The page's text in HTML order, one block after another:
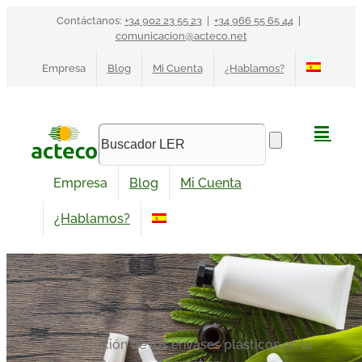
Contáctanos: +34 902 23 55 23 +34 966 55 65 44
comunicacion@acteco.net
Empresa Blog Mi Cuenta ¿Hablamos?
Empresa Blog Mi Cuenta
¿Hablamos?
Evolución de los envases plásticos en la